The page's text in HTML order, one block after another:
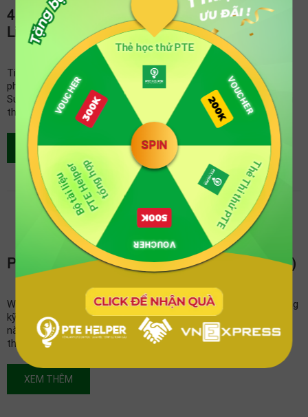
4 Summarize Spoken Text Tips for the PTE
Listening test
Tiếp tục với chuỗi bài luyện tập Summarize Spoken Text, trong
phần 3 tuần này chúng ta sẽ điểm qua 1 số – PTE Listening
Summarize Spoken Text Tips – chiến lược làm bài trong phòng
thi để đối phó …
XEM THÊM
PTE Write From Dictation Practice (Kèm Audio)
Write From Dictation PTE (WFD) là phần thi rất quan trọng trong
kỹ năng Listening, chiếm đến 30% tổng số điểm cho cả 2 kỹ
năng Listening và Writing. Việc học tủ phần thi này một cách
thông minh sẽ …
XEM THÊM
Thẻ học thử PTE
VOUCHER
Thẻ Thi thử PTE
VOUCHER
Bộ tài liệu
PTE Helper
tổng hợp
VOUCHER
SPIN